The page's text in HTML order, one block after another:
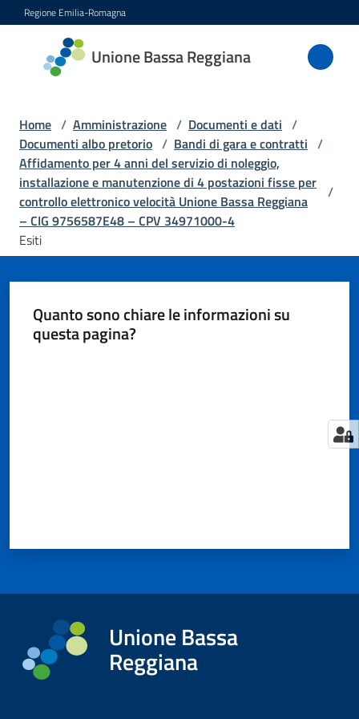
Vai al contenuto
Vai alla navigazione
Vai al footer
Regione Emilia-Romagna
Unione Bassa Reggiana
Unione
Bassa
Amministrazione
Menu selezionato
Novità
Servizi
l'Unione
su
Home / Amministrazione / Documenti e dati /
Documenti albo pretorio / Bandi di gara e contratti /
Affidamento per 4 anni del servizio di noleggio,
installazione e manutenzione di 4 postazioni fisse per
controllo elettronico velocità Unione Bassa Reggiana
– CIG 9756587E48 – CPV 34971000-4
/
Esiti
Quanto sono chiare le informazioni su
questa pagina?
Unione Bassa
Reggiana